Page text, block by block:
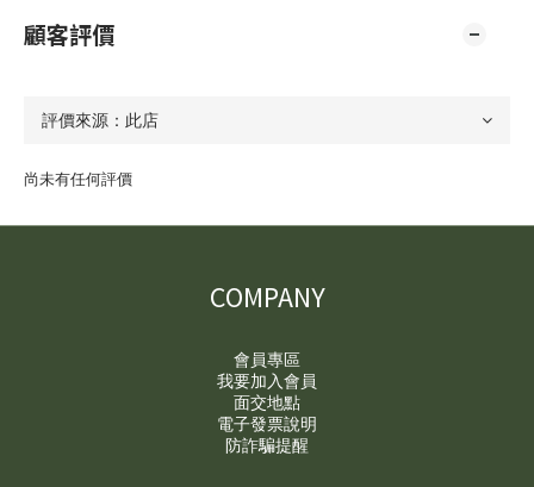
顧客評價
尚未有任何評價
COMPANY
會員專區
我要加入會員
面交地點
電子發票說明
防詐騙提醒